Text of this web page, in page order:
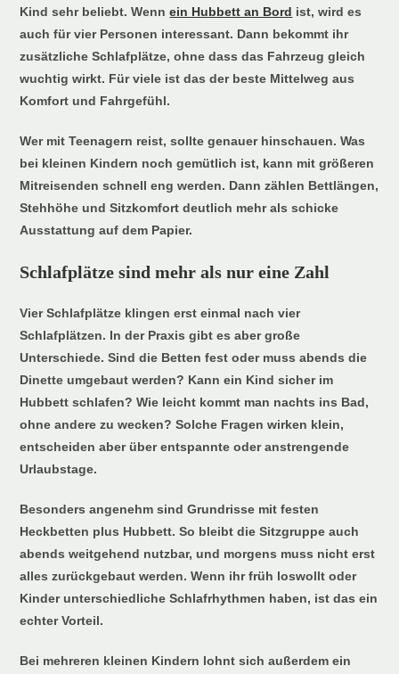
Kind sehr beliebt. Wennein Hubbett an Bord ist, wird es
auch für vier Personen interessant. Dann bekommt ihr
zusätzliche Schlafplätze, ohne dass das Fahrzeug gleich
wuchtig wirkt. Für viele ist das der beste Mittelweg aus
Komfort und Fahrgefühl.
Wer mit Teenagern reist, sollte genauer hinschauen. Was
bei kleinen Kindern noch gemütlich ist, kann mit größeren
Mitreisenden schnell eng werden. Dann zählen Bettlängen,
Stehhöhe und Sitzkomfort deutlich mehr als schicke
Ausstattung auf dem Papier.
Schlafplätze sind mehr als nur eine Zahl
Vier Schlafplätze klingen erst einmal nach vier
Schlafplätzen. In der Praxis gibt es aber große
Unterschiede. Sind die Betten fest oder muss abends die
Dinette umgebaut werden? Kann ein Kind sicher im
Hubbett schlafen? Wie leicht kommt man nachts ins Bad,
ohne andere zu wecken? Solche Fragen wirken klein,
entscheiden aber über entspannte oder anstrengende
Urlaubstage.
Besonders angenehm sind Grundrisse mit festen
Heckbetten plus Hubbett. So bleibt die Sitzgruppe auch
abends weitgehend nutzbar, und morgens muss nicht erst
alles zurückgebaut werden. Wenn ihr früh loswollt oder
Kinder unterschiedliche Schlafrhythmen haben, ist das ein
echter Vorteil.
Bei mehreren kleinen Kindern lohnt sich außerdem ein